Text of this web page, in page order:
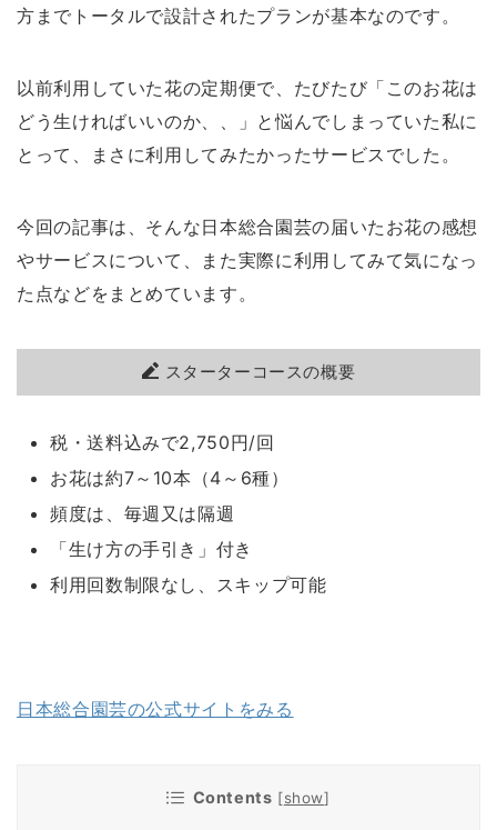
方までトータルで設計されたプランが基本なのです。
以前利用していた花の定期便で、たびたび「このお花は
どう生ければいいのか、、」と悩んでしまっていた私に
とって、まさに利用してみたかったサービスでした。
今回の記事は、そんな日本総合園芸の届いたお花の感想
やサービスについて、また実際に利用してみて気になっ
た点などをまとめています。
スターターコースの概要
税・送料込みで2,750円/回
お花は約7～10本（4～6種）
頻度は、毎週又は隔週
「生け方の手引き」付き
利用回数制限なし、スキップ可能
日本総合園芸の公式サイトをみる
Contents [show]